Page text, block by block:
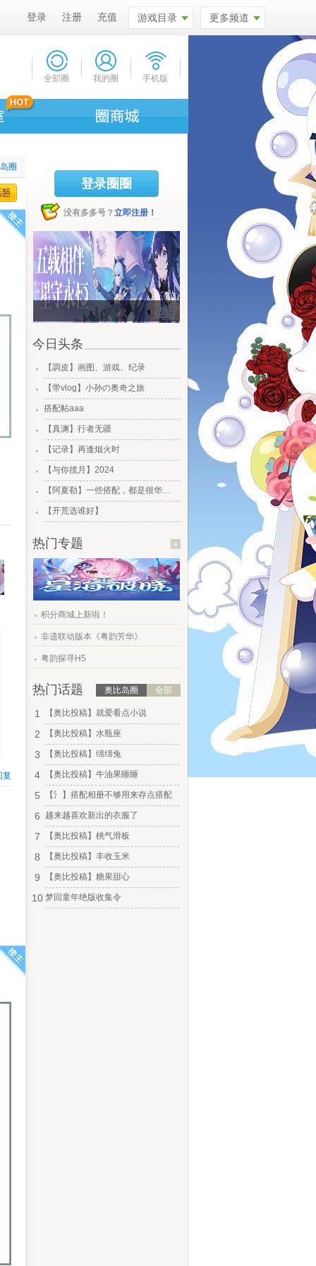
充值 游戏目录 更多频道
登录 注册
全部圈 我的圈 手机版
圈
复
登录圈圈
没有多多号？ 立即注册！
今日头条
. 【調皮】画图、游戏、纪录
. 【带vlog】小孙の奥奇之旅
. 搭配帖aaa
. 【真渊】行者无疆
. 【记录】再逢烟火时
. 【与你揽月】2024
. 【阿夏勒】一些搭配，都是很华丽的一些搭配
. 【开荒选谁好】
热门专题 +
. 积分商城上新啦！
. 非遗联动版本《粤韵芳华》
. 粤韵探寻H5
热门话题 全部
奥比岛圈
1 【奥比投稿】就爱看点小说
2 【奥比投稿】水瓶座
3 【奥比投稿】绵绵兔
4 【奥比投稿】牛油果睡睡
5 【氵】搭配相册不够用来存点搭配
6 越来越喜欢新出的衣服了
7 【奥比投稿】桃气滑板
8 【奥比投稿】丰收玉米
9 【奥比投稿】糖果甜心
10 梦回童年绝版收集令